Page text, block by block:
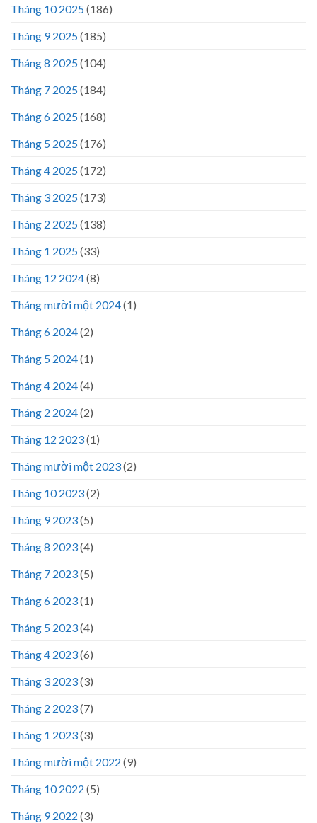
Tháng 10 2025(186)
Tháng 9 2025(185)
Tháng 8 2025(104)
Tháng 7 2025(184)
Tháng 6 2025(168)
Tháng 5 2025(176)
Tháng 4 2025(172)
Tháng 3 2025(173)
Tháng 2 2025(138)
Tháng 1 2025(33)
Tháng 12 2024(8)
Tháng mười một 2024(1)
Tháng 6 2024(2)
Tháng 5 2024(1)
Tháng 4 2024(4)
Tháng 2 2024(2)
Tháng 12 2023(1)
Tháng mười một 2023(2)
Tháng 10 2023(2)
Tháng 9 2023(5)
Tháng 8 2023(4)
Tháng 7 2023(5)
Tháng 6 2023(1)
Tháng 5 2023(4)
Tháng 4 2023(6)
Tháng 3 2023(3)
Tháng 2 2023(7)
Tháng 1 2023(3)
Tháng mười một 2022 (9)
Tháng 10 2022 (5)
Tháng 9 2022 (3)